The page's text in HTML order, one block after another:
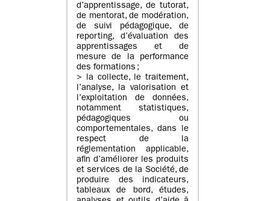
d’apprentissage, de tutorat,
de mentorat, de modération,
de suivi pédagogique, de
reporting, d’évaluation des
apprentissages et de
mesure de la performance
des formations ;
> la collecte, le traitement,
l’analyse, la valorisation et
l’exploitation de données,
notamment statistiques,
pédagogiques ou
comportementales, dans le
respect de la
réglementation applicable,
afin d’améliorer les produits
et services de la Société, de
produire des indicateurs,
tableaux de bord, études,